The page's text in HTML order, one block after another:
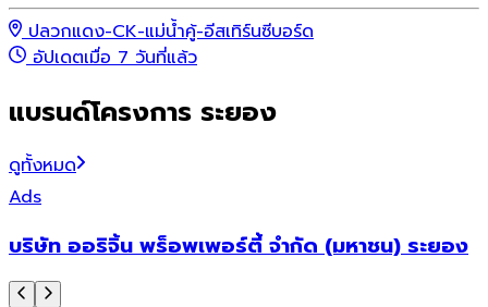
ปลวกแดง-CK-แม่น้ำคู้-อีสเทิร์นซีบอร์ด
อัปเดตเมื่อ 7 วันที่แล้ว
แบรนด์โครงการ ระยอง
ดูทั้งหมด
Ads
บริษัท ออริจิ้น พร็อพเพอร์ตี้ จำกัด (มหาชน) ระยอง